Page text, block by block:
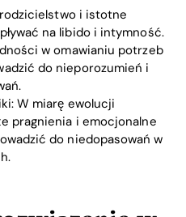
i istotne
na libido i intymność.
w omawianiu potrzeb
do nieporozumień i
W miarę ewolucji
pragnienia i emocjonalne
do niedopasowań w